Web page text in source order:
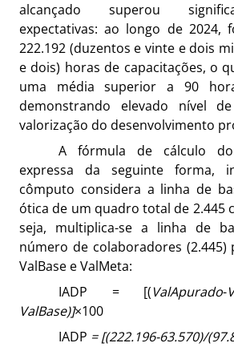
alcançado superou
expectativas: ao longo de 2024,
222.192 (duzentos e vinte e dois
e dois) horas de capacitações, o
uma média superior a 90
demonstrando elevado nível
valorização do desenvolvimento
A fórmula de cálculo
expressa da seguinte forma,
cômputo considera a linha de
ótica de um quadro total de 2.445
seja, multiplica-se a linha de
número de colaboradores (2.445)
ValBase e ValMeta:
IADP = [(ValApurado-
ValBase)]×100
IADP = [(222.196-63.570)/